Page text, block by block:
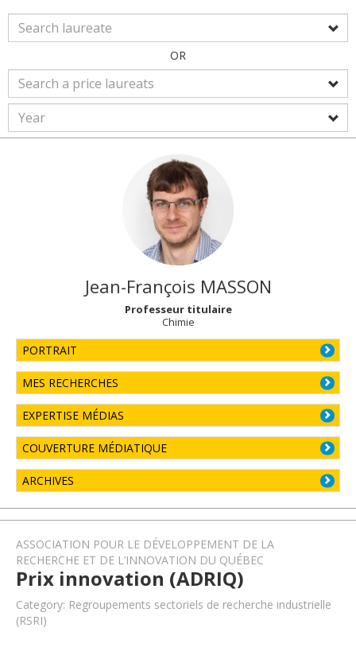
OR
Jean-François MASSON
Professeur titulaire
Chimie
PORTRAIT
MES RECHERCHES
EXPERTISE MÉDIAS
COUVERTURE MÉDIATIQUE
ARCHIVES
ASSOCIATION POUR LE DÉVELOPPEMENT DE LA
RECHERCHE ET DE L’INNOVATION DU QUÉBEC
Prix innovation (ADRIQ)
Category: Regroupements sectoriels de recherche industrielle
(RSRI)